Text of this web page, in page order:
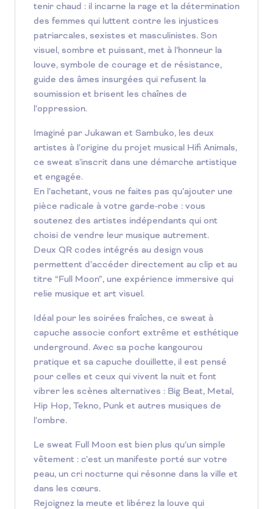
tenir chaud : il incarne la rage et la détermination
des femmes qui luttent contre les injustices
patriarcales, sexistes et masculinistes. Son
visuel, sombre et puissant, met à l’honneur la
louve, symbole de courage et de résistance,
guide des âmes insurgées qui refusent la
soumission et brisent les chaînes de
l’oppression.
Imaginé par Jukawan et Sambuko, les deux
artistes à l’origine du projet musical Hifi Animals,
ce sweat s’inscrit dans une démarche artistique
et engagée.
En l’achetant, vous ne faites pas qu’ajouter une
pièce radicale à votre garde-robe : vous
soutenez des artistes indépendants qui ont
choisi de vendre leur musique autrement.
Deux QR codes intégrés au design vous
permettent d’accéder directement au clip et au
titre “Full Moon”, une expérience immersive qui
relie musique et art visuel.
Idéal pour les soirées fraîches, ce sweat à
capuche associe confort extrême et esthétique
underground. Avec sa poche kangourou
pratique et sa capuche douillette, il est pensé
pour celles et ceux qui vivent la nuit et font
vibrer les scènes alternatives : Big Beat, Metal,
Hip Hop, Tekno, Punk et autres musiques de
l’ombre.
Le sweat Full Moon est bien plus qu’un simple
vêtement : c’est un manifeste porté sur votre
peau, un cri nocturne qui résonne dans la ville et
dans les cœurs.
Rejoignez la meute et libérez la louve qui